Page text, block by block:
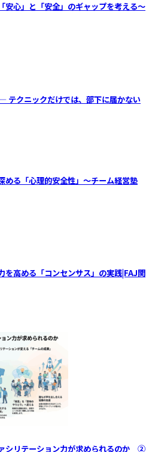
安心」と「安全」のギャップを考える〜
テクニックだけでは、部下に届かない
める「心理的安全性」〜チーム経営塾
を高める「コンセンサス」の実践|FAJ関
シリテーション力が求められるのか ②